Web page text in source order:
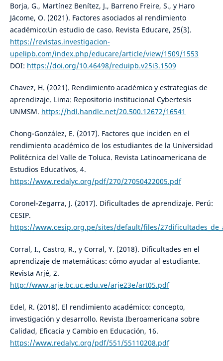
Borja, G., Martínez Benítez, J., Barreno Freire, S., y Haro
Jácome, O. (2021). Factores asociados al rendimiento
académico:Un estudio de caso. Revista Educare, 25(3).
https://revistas.investigacion-
upelipb.com/index.php/educare/article/view/1509/1553
DOI: https://doi.org/10.46498/reduipb.v25i3.1509
Chavez, H. (2021). Rendimiento académico y estrategias de
aprendizaje. Lima: Repositorio institucional Cybertesis
UNMSM. https://hdl.handle.net/20.500.12672/16541
Chong-González, E. (2017). Factores que inciden en el
rendimiento académico de los estudiantes de la Universidad
Politécnica del Valle de Toluca. Revista Latinoamericana de
Estudios Educativos, 4.
https://www.redalyc.org/pdf/270/27050422005.pdf
Coronel-Zegarra, J. (2017). Dificultades de aprendizaje. Perú:
CESIP.
https://www.cesip.org.pe/sites/default/files/
Corral, I., Castro, R., y Corral, Y. (2018). Dificultades en el
aprendizaje de matemáticas: cómo ayudar al estudiante.
Revista Arjé, 2.
http://www.arje.bc.uc.edu.ve/arje23e/art05.pdf
Edel, R. (2018). El rendimiento académico: concepto,
investigación y desarrollo. Revista Iberoamericana sobre
Calidad, Eficacia y Cambio en Educación, 16.
https://www.redalyc.org/pdf/551/55110208.pdf